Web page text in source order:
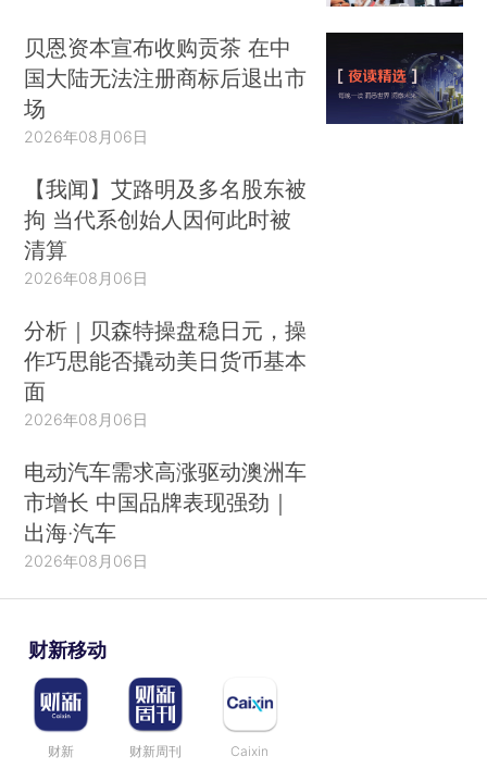
贝恩资本宣布收购贡茶 在中
国大陆无法注册商标后退出市
场
2026年08月06日
【我闻】艾路明及多名股东被
拘 当代系创始人因何此时被
清算
2026年08月06日
分析｜贝森特操盘稳日元，操
作巧思能否撬动美日货币基本
面
2026年08月06日
电动汽车需求高涨驱动澳洲车
市增长 中国品牌表现强劲｜
出海·汽车
2026年08月06日
财新移动
财新 财新周刊 Caixin